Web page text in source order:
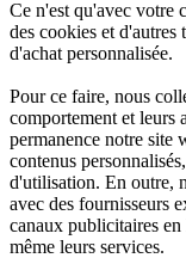
Ce n'est qu'avec votre
des cookies et
d'achat personnalisée.
Pour ce faire, nous
comportement et leurs
permanence notre site
contenus
d'utilisation. En outre,
avec des fournisseurs
canaux publicitaires
même leurs services.